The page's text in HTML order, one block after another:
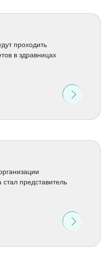
проходить
в здравницах
стал представитель